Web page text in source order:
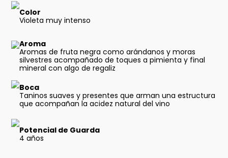
Color
Violeta muy intenso
Aroma
Aromas de fruta negra como arándanos y moras
silvestres acompañado de toques a pimienta y final
mineral con algo de regaliz
Boca
Taninos suaves y presentes que arman una estructura
que acompañan la acidez natural del vino
Potencial de Guarda
4 años